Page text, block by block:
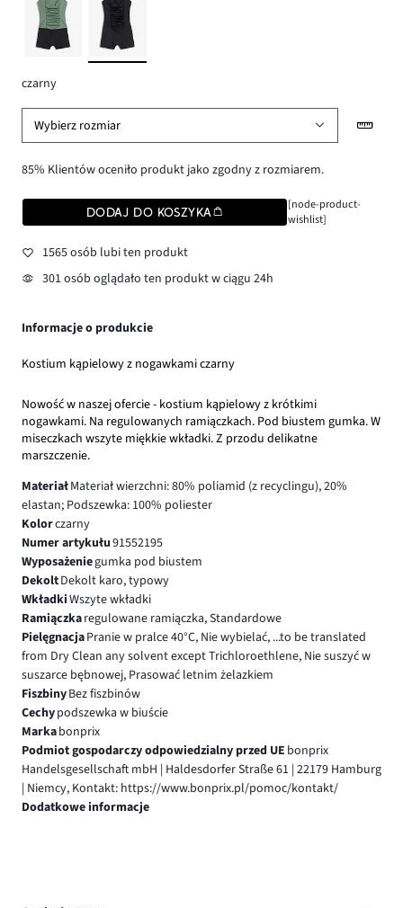
czarny
Wybierz rozmiar
85% Klientów oceniło produkt jako zgodny z rozmiarem.
DODAJ DO KOSZYKA
[node-product-
wishlist]
1565 osób lubi ten produkt
301 osób oglądało ten produkt w ciągu 24h
Informacje o produkcie
Kostium kąpielowy z nogawkami czarny
Nowość w naszej ofercie - kostium kąpielowy z krótkimi
nogawkami. Na regulowanych ramiączkach. Pod biustem gumka. W
miseczkach wszyte miękkie wkładki. Z przodu delikatne
marszczenie.
MateriałMateriał wierzchni: 80% poliamid (z recyclingu), 20%
elastan; Podszewka: 100% poliester
Kolorczarny
Numer artykułu91552195
Wyposażeniegumka pod biustem
DekoltDekolt karo, typowy
WkładkiWszyte wkładki
Ramiączkaregulowane ramiączka, Standardowe
PielęgnacjaPranie w pralce 40°C, Nie wybielać, ...to be translated
from Dry Clean any solvent except Trichloroethlene, Nie suszyć w
suszarce bębnowej, Prasować letnim żelazkiem
FiszbinyBez fiszbinów
Cechypodszewka w biuście
Markabonprix
Podmiot gospodarczy odpowiedzialny przed UE bonprix
Handelsgesellschaft mbH | Haldesdorfer Straße 61 | 22179 Hamburg
| Niemcy, Kontakt: https://www.bonprix.pl/pomoc/kontakt/
Dodatkowe informacje